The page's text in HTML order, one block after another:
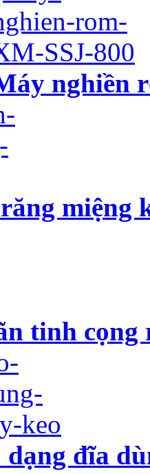
nghiền
miệng
tinh cọng
dạng đĩa